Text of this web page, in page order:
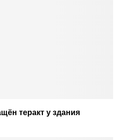
теракт у здания